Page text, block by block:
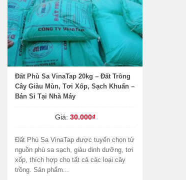
Đất Phù Sa VinaTap 20kg – Đất Trồng
Cây Giàu Mùn, Tơi Xốp, Sạch Khuẩn –
Bán Sỉ Tại Nhà Máy
Giá: 30.000₫
Đất Phù Sa VinaTap được tuyển chọn từ
nguồn phù sa sạch, giàu dinh dưỡng, tơi
xốp, thích hợp cho tất cả các loại cây
trồng. Sản phẩm...